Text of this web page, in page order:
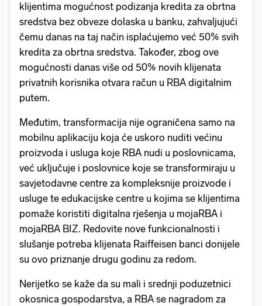
klijentima mogućnost podizanja kredita za obrtna
sredstva bez obveze dolaska u banku, zahvaljujući
čemu danas na taj način isplaćujemo već 50% svih
kredita za obrtna sredstva. Također, zbog ove
mogućnosti danas više od 50% novih klijenata
privatnih korisnika otvara račun u RBA digitalnim
putem.
Međutim, transformacija nije ograničena samo na
mobilnu aplikaciju koja će uskoro nuditi većinu
proizvoda i usluga koje RBA nudi u poslovnicama,
već uključuje i poslovnice koje se transformiraju u
savjetodavne centre za kompleksnije proizvode i
usluge te edukacijske centre u kojima se klijentima
pomaže koristiti digitalna rješenja u mojaRBA i
mojaRBA BIZ. Redovite nove funkcionalnosti i
slušanje potreba klijenata Raiffeisen banci donijele
su ovo priznanje drugu godinu za redom.
Nerijetko se kaže da su mali i srednji poduzetnici
okosnica gospodarstva, a RBA se nagradom za